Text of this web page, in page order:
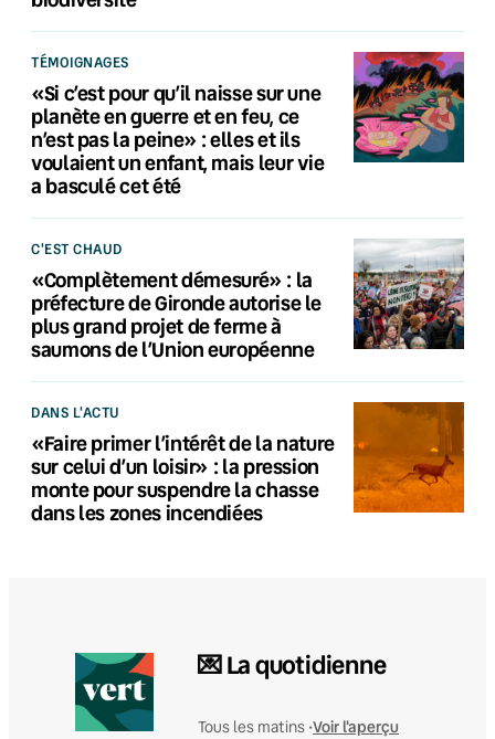
TÉMOIGNAGES
«Si c’est pour qu’il naisse sur une
planète en guerre et en feu, ce
n’est pas la peine» : elles et ils
voulaient un enfant, mais leur vie
a basculé cet été
C'EST CHAUD
«Complètement démesuré» : la
préfecture de Gironde autorise le
plus grand projet de ferme à
saumons de l’Union européenne
DANS L'ACTU
«Faire primer l’intérêt de la nature
sur celui d’un loisir» : la pression
monte pour suspendre la chasse
dans les zones incendiées
💌 La quotidienne
Tous les matins •Voir l'aperçu